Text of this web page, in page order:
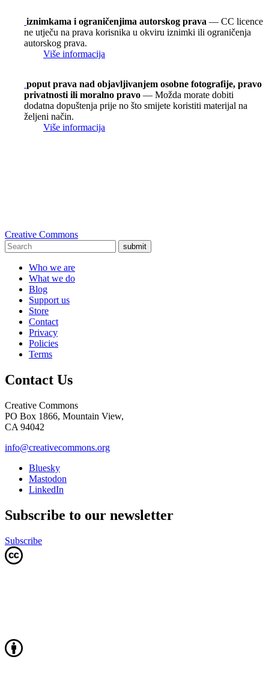
iznimkama i ograničenjima autorskog prava — CC licence
ne utječu na prava korisnika u okviru iznimki ili ograničenja
autorskog prava.
Više informacija
poput prava nad objavljivanjem osobne fotografije, pravo
privatnosti ili moralno pravo — Možda morate dobiti
dodatna dopuštenja prije no što smijete koristiti materijal na
željeni način.
Više informacija
Creative Commons
submit
Who we are
What we do
Blog
Support us
Store
Contact
Privacy
Policies
Terms
Contact Us
Creative Commons
PO Box 1866, Mountain View,
CA 94042
info@creativecommons.org
Bluesky
Mastodon
LinkedIn
Subscribe to our newsletter
Subscribe